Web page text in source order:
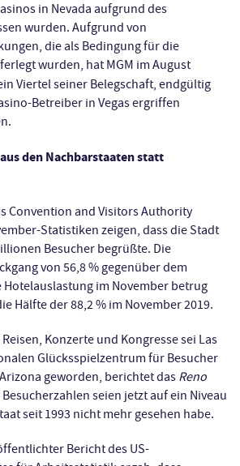
in Nevada aufgrund des
wurden. Aufgrund von
die als Bedingung für die
wurden, hat MGM im August
Viertel seiner Belegschaft, endgültig
Betreiber in Vegas ergriffen
den Nachbarstaaten statt
Convention and Visitors Authority
Statistiken zeigen, dass die Stadt
Besucher begrüßte. Die
von 56,8 % gegenüber dem
im November betrug
Hälfte der 88,2 % im November 2019.
Konzerte und Kongresse sei Las
Glücksspielzentrum für Besucher
geworden, berichtet das Reno
Besucherzahlen seien jetzt auf ein Niveau
seit 1993 nicht mehr gesehen habe.
Bericht des US-